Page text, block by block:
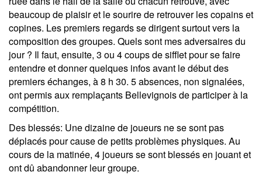
beaucoup de plaisir et le sourire de retrouver les copains et
copines. Les premiers regards se dirigent surtout vers la
composition des groupes. Quels sont mes adversaires du
jour ? Il faut, ensuite, 3 ou 4 coups de sifflet pour se faire
entendre et donner quelques infos avant le début des
premiers échanges, à 8 h 30. 5 absences, non signalées,
ont permis aux remplaçants Bellevignois de participer à la
compétition.
Des blessés: Une dizaine de joueurs ne se sont pas
déplacés pour cause de petits problèmes physiques. Au
cours de la matinée, 4 joueurs se sont blessés en jouant et
ont dû abandonner leur groupe.